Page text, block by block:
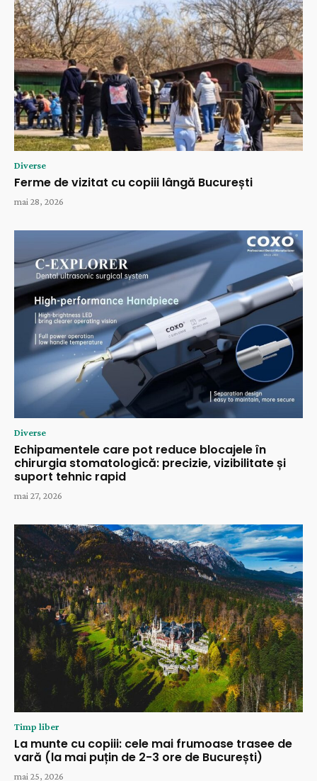
Diverse
Ferme de vizitat cu copiii lângă București
mai 28, 2026
Diverse
Echipamentele care pot reduce blocajele în
chirurgia stomatologică: precizie, vizibilitate și
suport tehnic rapid
mai 27, 2026
Timp liber
La munte cu copiii: cele mai frumoase trasee de
vară (la mai puțin de 2-3 ore de București)
mai 25, 2026